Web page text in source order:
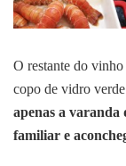
O restante do
copo de vidro
apenas a
familiar e